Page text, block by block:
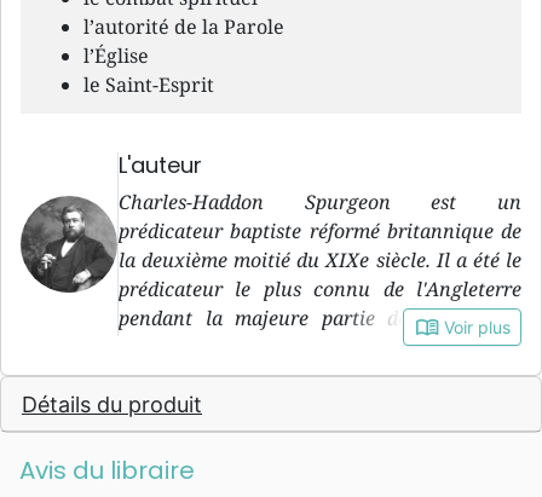
l’autorité de la Parole
l’Église
le Saint-Esprit
L'auteur
Charles-Haddon Spurgeon est un
prédicateur baptiste réformé britannique de
la deuxième moitié du XIXe siècle. Il a été le
prédicateur le plus connu de l'Angleterre
pendant la majeure partie de la seconde
moitié du XIXe siècle. Son père, James
Spurgeon, et son grand-père, John Spurgeon,
étant pasteurs, il fut élevé dans la
connaissance de l'Évangile. Cependant, c'est
en chemin vers un rendez-vous qu'une
book_open Voir plus
Détails du produit
Avis du libraire